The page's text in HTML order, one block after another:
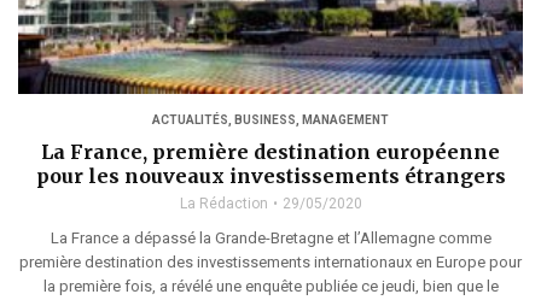
ACTUALITÉS, BUSINESS, MANAGEMENT
La France, première destination européenne
pour les nouveaux investissements étrangers
La Rédaction 29/05/2020
La France a dépassé la Grande-Bretagne et l’Allemagne comme
première destination des investissements internationaux en Europe pour
la première fois, a révélé une enquête publiée ce jeudi, bien que le